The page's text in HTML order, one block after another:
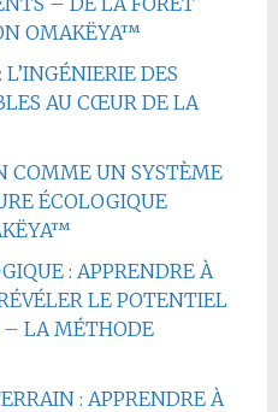
OMAKËYA™
DES
AU CŒUR DE LA
COMME UN SYSTÈME
ÉCOLOGIQUE
: APPRENDRE À
LE POTENTIEL
– LA MÉTHODE
: APPRENDRE À